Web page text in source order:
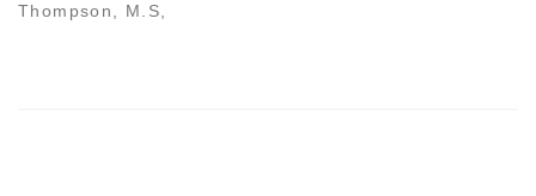
Thompson, M.S,